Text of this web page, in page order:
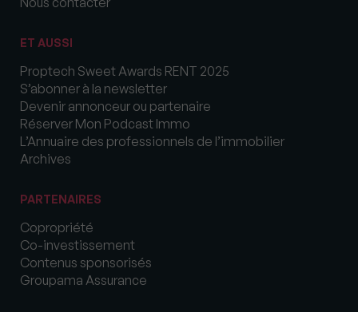
ET AUSSI
Proptech Sweet Awards RENT 2025
S’abonner à la newsletter
Devenir annonceur ou partenaire
Réserver Mon Podcast Immo
L’Annuaire des professionnels de l’immobilier
Archives
PARTENAIRES
Copropriété
Co-investissement
Contenus sponsorisés
Groupama Assurance